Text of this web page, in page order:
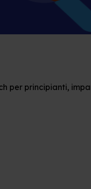
per principianti,